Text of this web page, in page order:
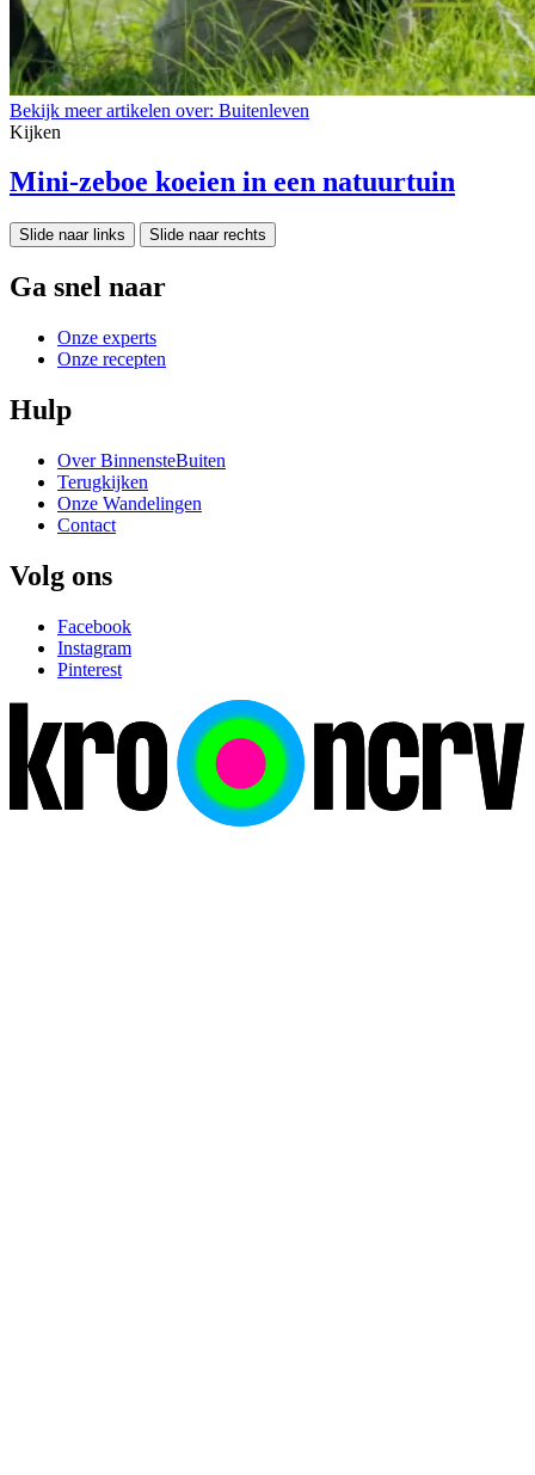
Bekijk meer artikelen over: Buitenleven
Kijken
Mini-zeboe koeien in een natuurtuin
Slide naar links Slide naar rechts
Ga snel naar
Onze experts
Onze recepten
Hulp
Over BinnensteBuiten
Terugkijken
Onze Wandelingen
Contact
Volg ons
Facebook
Instagram
Pinterest